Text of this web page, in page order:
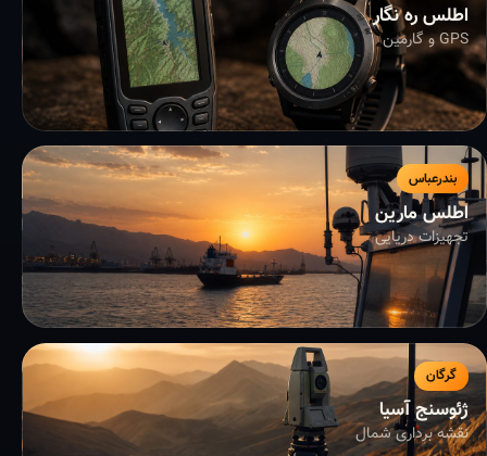
اطلس ره نگار
GPS و گارمین
بندرعباس
اطلس مارین
تجهیزات دریایی
گرگان
ژئوسنج آسیا
نقشه برداری شمال